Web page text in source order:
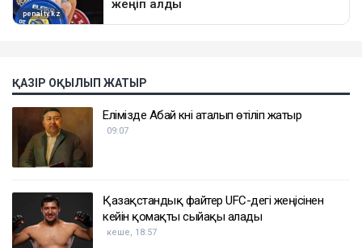
ҚАЗІР ОҚЫЛЫП ЖАТЫР
Елімізде Абай күні аталып өтіліп жатыр
09:07
Қазақстандық файтер UFC-дегі жеңісінен
кейін қомақты сыйақы алады
кеше, 18:57